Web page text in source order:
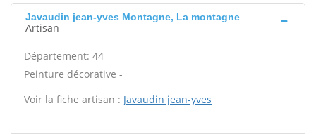
Javaudin jean-yves Montagne, La montagne
Artisan
Département: 44
Peinture décorative -
Voir la fiche artisan : Javaudin jean-yves